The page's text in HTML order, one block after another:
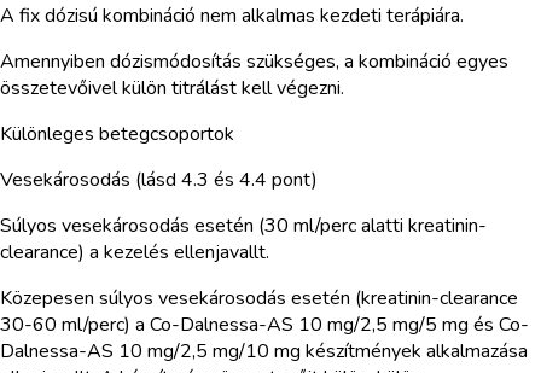
A fix dózisú kombináció nem alkalmas kezdeti terápiára.
Amennyiben dózismódosítás szükséges, a kombináció egyes
összetevőivel külön titrálást kell végezni.
Különleges betegcsoportok
Vesekárosodás (lásd 4.3 és 4.4 pont)
Súlyos vesekárosodás esetén (30 ml/perc alatti kreatinin-
clearance) a kezelés ellenjavallt.
Közepesen súlyos vesekárosodás esetén (kreatinin-clearance
30-60 ml/perc) a Co-Dalnessa-AS 10 mg/2,5 mg/5 mg és Co-
Dalnessa-AS 10 mg/2,5 mg/10 mg készítmények alkalmazása